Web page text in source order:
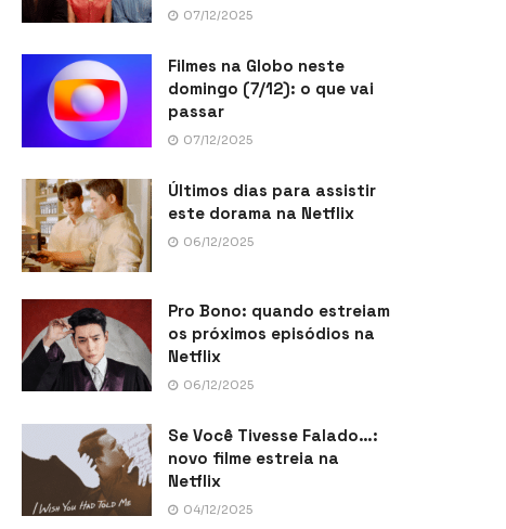
07/12/2025
Filmes na Globo neste
domingo (7/12): o que vai
passar
07/12/2025
Últimos dias para assistir
este dorama na Netflix
06/12/2025
Pro Bono: quando estreiam
os próximos episódios na
Netflix
06/12/2025
Se Você Tivesse Falado…:
novo filme estreia na
Netflix
04/12/2025